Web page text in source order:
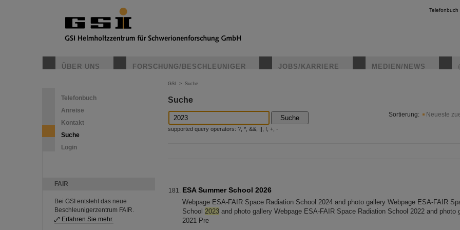
Telefonbuch
ÜBER UNS FORSCHUNG/BESCHLEUNIGER JOBS/KARRIERE MEDIEN/NEWS
Telefonbuch
Anreise
Kontakt
Suche
Login
FAIR
Bei GSI entsteht das neue
Beschleunigerzentrum FAIR.
Erfahren Sie mehr.
GSI > Suche
Suche
Suche
supported query operators: ?, *, &&, ||, !, +, -
Sortierung: Neueste
ESA Summer School 2026
Webpage ESA-FAIR Space Radiation School 2024 and photo gallery Webpage ESA-FAIR
School 2023 and photo gallery Webpage ESA-FAIR Space Radiation School 2022 and photo
2021 Pre